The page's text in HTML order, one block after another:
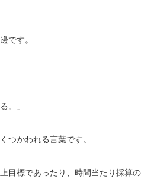
です。
。」
つかわれる言葉です。
目標であったり、 時間当たり採算